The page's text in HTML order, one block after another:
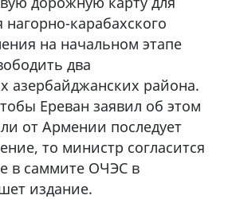
нагорно-карабахского
на начальном этапе
два
азербайджанских района.
Ереван заявил об этом
от Армении последует
то министр согласится
в саммите ОЧЭС в
издание.